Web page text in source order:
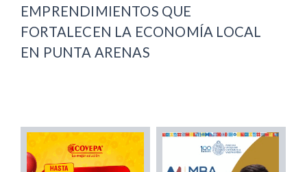
EMPRENDIMIENTOS QUE
FORTALECEN LA ECONOMÍA LOCAL
EN PUNTA ARENAS